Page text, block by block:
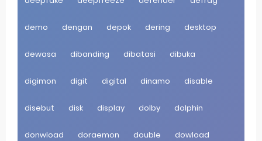
demo dengan depok dering desktop
dewasa dibanding dibatasi dibuka
digimon digit digital dinamo disable
disebut disk display dolby dolphin
donwload doraemon double dowload